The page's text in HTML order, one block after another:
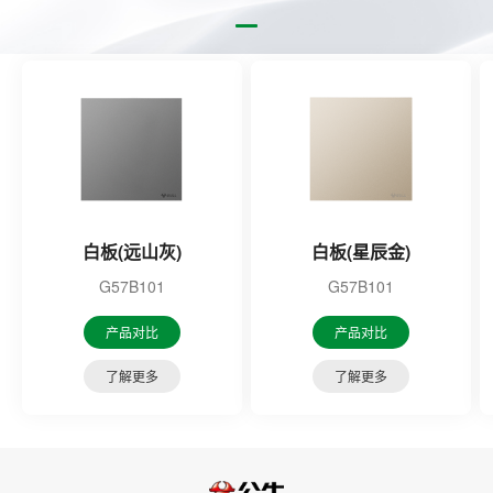
白板(远山灰)
G57B101
产品对比
了解更多
白板(星辰金)
G57B101
产品对比
了解更多